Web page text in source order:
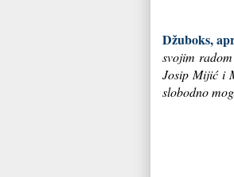
Džuboks,
svojim
Josip Mijić i
slobodno